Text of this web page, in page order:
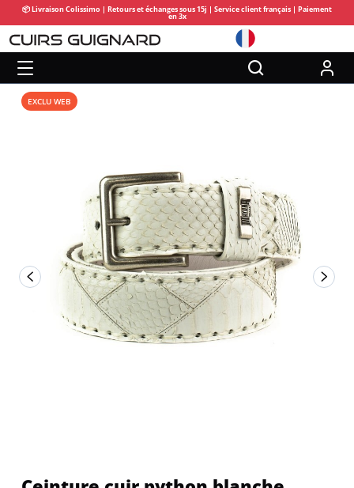
📦 Livraison Colissimo | Retours et échanges sous 15j | Service client français | Paiement
en 3x
EXCLU WEB